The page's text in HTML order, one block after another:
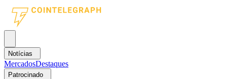
Notícias
MercadosDestaques
Patrocinado